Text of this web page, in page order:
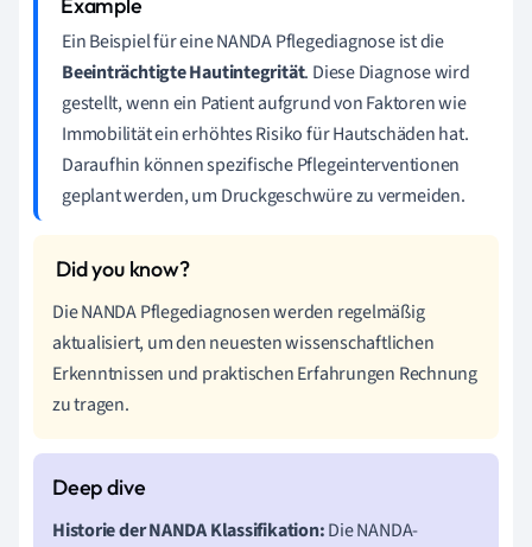
Ein Beispiel für eine NANDA Pflegediagnose ist die
Beeinträchtigte Hautintegrität. Diese Diagnose wird
gestellt, wenn ein Patient aufgrund von Faktoren wie
Immobilität ein erhöhtes Risiko für Hautschäden hat.
Daraufhin können spezifische Pflegeinterventionen
geplant werden, um Druckgeschwüre zu vermeiden.
Die NANDA Pflegediagnosen werden regelmäßig
aktualisiert, um den neuesten wissenschaftlichen
Erkenntnissen und praktischen Erfahrungen Rechnung
zu tragen.
Historie der NANDA Klassifikation:Die NANDA-